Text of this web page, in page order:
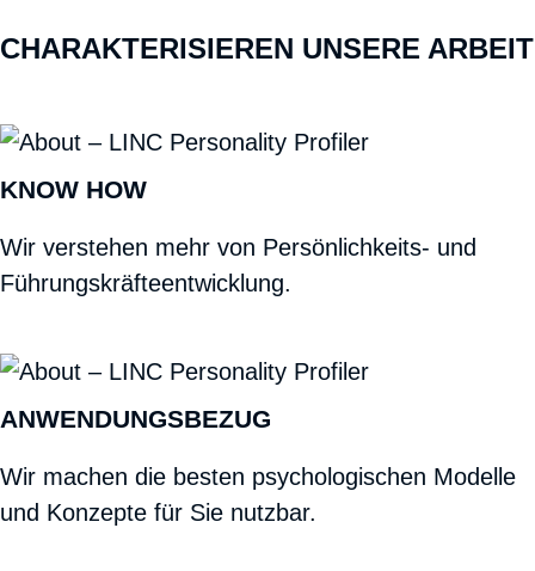
CHARAKTERISIEREN UNSERE ARBEIT
KNOW HOW
Wir verstehen mehr von Persönlichkeits- und
Führungskräfteentwicklung.
ANWENDUNGSBEZUG
Wir machen die besten psychologischen Modelle
und Konzepte für Sie nutzbar.